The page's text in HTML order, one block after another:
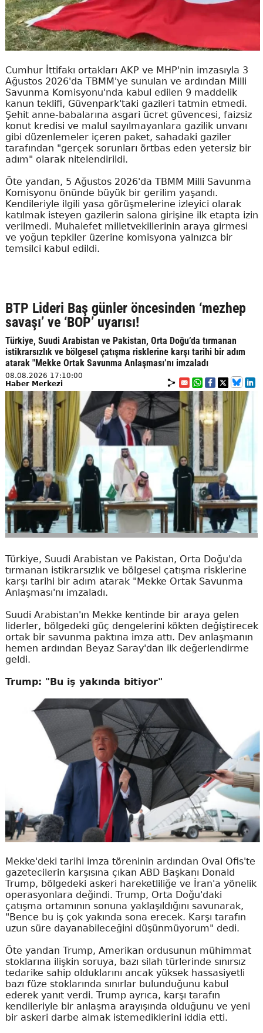
Cumhur İttifakı ortakları AKP ve MHP'nin imzasıyla 3
Ağustos 2026'da TBMM'ye sunulan ve ardından Milli
Savunma Komisyonu'nda kabul edilen 9 maddelik
kanun teklifi, Güvenpark'taki gazileri tatmin etmedi.
Şehit anne-babalarına asgari ücret güvencesi, faizsiz
konut kredisi ve malul sayılmayanlara gazilik unvanı
gibi düzenlemeler içeren paket, sahadaki gaziler
tarafından "gerçek sorunları örtbas eden yetersiz bir
adım" olarak nitelendirildi.
Öte yandan, 5 Ağustos 2026'da TBMM Milli Savunma
Komisyonu önünde büyük bir gerilim yaşandı.
Kendileriyle ilgili yasa görüşmelerine izleyici olarak
katılmak isteyen gazilerin salona girişine ilk etapta izin
verilmedi. Muhalefet milletvekillerinin araya girmesi
ve yoğun tepkiler üzerine komisyona yalnızca bir
temsilci kabul edildi.
BTP Lideri Baş günler öncesinden ‘mezhep
savaşı’ ve ‘BOP’ uyarısı!
Türkiye, Suudi Arabistan ve Pakistan, Orta Doğu’da tırmanan
istikrarsızlık ve bölgesel çatışma risklerine karşı tarihi bir adım
atarak "Mekke Ortak Savunma Anlaşması’nı imzaladı
08.08.2026 17:10:00
Haber Merkezi
Türkiye, Suudi Arabistan ve Pakistan, Orta Doğu'da
tırmanan istikrarsızlık ve bölgesel çatışma risklerine
karşı tarihi bir adım atarak "Mekke Ortak Savunma
Anlaşması'nı imzaladı.
Suudi Arabistan'ın Mekke kentinde bir araya gelen
liderler, bölgedeki güç dengelerini kökten değiştirecek
ortak bir savunma paktına imza attı. Dev anlaşmanın
hemen ardından Beyaz Saray'dan ilk değerlendirme
geldi.
Trump: "Bu iş yakında bitiyor"
Mekke'deki tarihi imza töreninin ardından Oval Ofis'te
gazetecilerin karşısına çıkan ABD Başkanı Donald
Trump, bölgedeki askeri hareketliliğe ve İran'a yönelik
operasyonlara değindi. Trump, Orta Doğu'daki
çatışma ortamının sonuna yaklaşıldığını savunarak,
"Bence bu iş çok yakında sona erecek. Karşı tarafın
uzun süre dayanabileceğini düşünmüyorum" dedi.
Öte yandan Trump, Amerikan ordusunun mühimmat
stoklarına ilişkin soruya, bazı silah türlerinde sınırsız
tedarike sahip olduklarını ancak yüksek hassasiyetli
bazı füze stoklarında sınırlar bulunduğunu kabul
ederek yanıt verdi. Trump ayrıca, karşı tarafın
kendileriyle bir anlaşma arayışında olduğunu ve yeni
bir askeri darbe almak istemediklerini iddia etti.